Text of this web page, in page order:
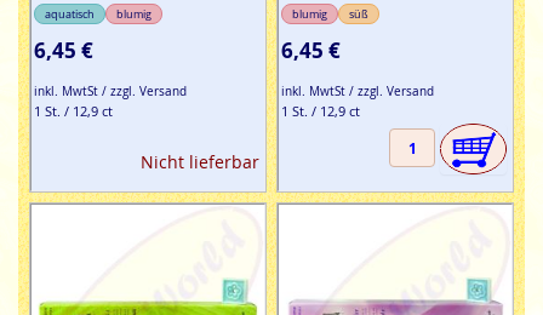
aquatisch blumig
6,45 €
inkl. MwtSt / zzgl. Versand
1 St. / 12,9 ct
Nicht lieferbar
blumig süß
6,45 €
inkl. MwtSt / zzgl. Versand
1 St. / 12,9 ct